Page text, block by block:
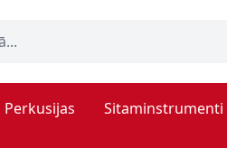
Perkusijas Sitaminstrumenti